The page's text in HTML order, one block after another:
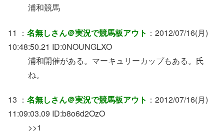
浦和競馬
11 ： 名無しさん＠実況で競馬板アウト ：2012/07/16(月)
10:48:50.21 ID:0NOUNGLXO
浦和開催がある。マーキュリーカップもある。氏
ね。
13 ： 名無しさん＠実況で競馬板アウト ：2012/07/16(月)
11:09:03.09 ID:b8o6d2OzO
>>1